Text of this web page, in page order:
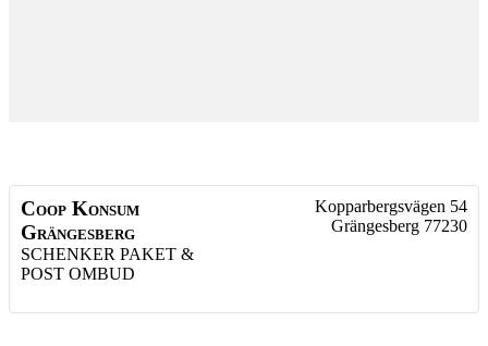
Coop Konsum
Grängesberg
SCHENKER PAKET &
POST OMBUD
Kopparbergsvägen 54
Grängesberg 77230